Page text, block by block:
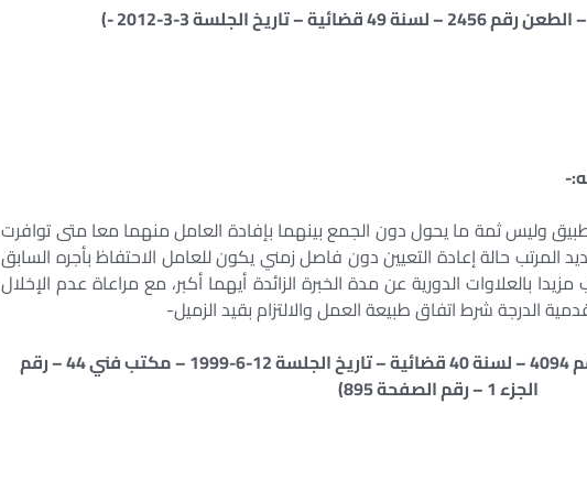
– تاريخ الجلسة 3-3-2012 -)
وليس ثمة ما يحول دون الجمع بينهما بإفادة العامل منهما معا متى توافرت
حالة إعادة التعيين دون فاصل زمني يكون للعامل الاحتفاظ بأجره السابق
بالعلاوات الدورية عن مدة الخبرة الزائدة أيهما أكبر، مع مراعاة عدم الإخلال
الدرجة شرط اتفاق طبيعة العمل والالتزام بقيد الزميل-
( المحكمة الإدارية العليا – الطعن رقم 4094 – لسنة 40 قضائية – تاريخ الجلسة 12-6-1999 – مكتب فني 44 – رقم
الجزء 1 – رقم الصفحة 895)